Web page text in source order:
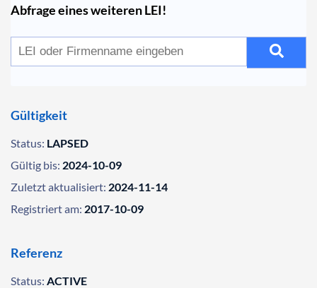
Abfrage eines weiteren LEI!
Gültigkeit
Status: LAPSED
Gültig bis: 2024-10-09
Zuletzt aktualisiert: 2024-11-14
Registriert am: 2017-10-09
Referenz
Status: ACTIVE